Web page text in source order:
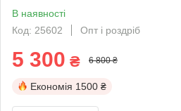
В наявності
Код: 25602
Опт і роздріб
5 300 ₴ 6 800 ₴
Економія 1500 ₴